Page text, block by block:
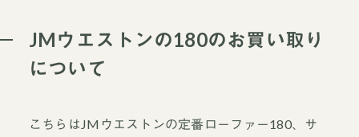
JMウエストンの180のお買い取り
について
こちらはJMウエストンの定番ローファー180、サ